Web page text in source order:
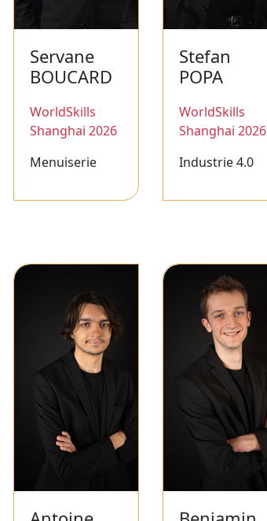
Servane
BOUCARD
WorldSkills
Shanghai 2026
Menuiserie
Stefan
POPA
WorldSkills
Shanghai 2026
Industrie 4.0